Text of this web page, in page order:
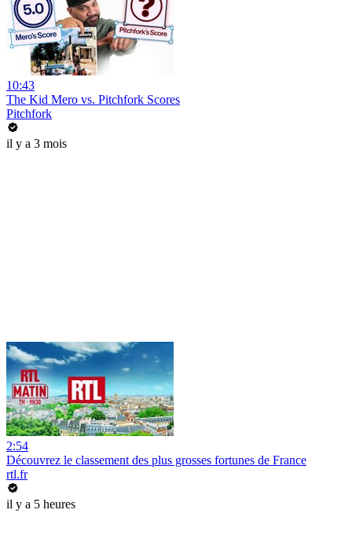
10:43
The Kid Mero vs. Pitchfork Scores
Pitchfork
il y a 3 mois
2:54
Découvrez le classement des plus grosses fortunes de France
rtl.fr
il y a 5 heures